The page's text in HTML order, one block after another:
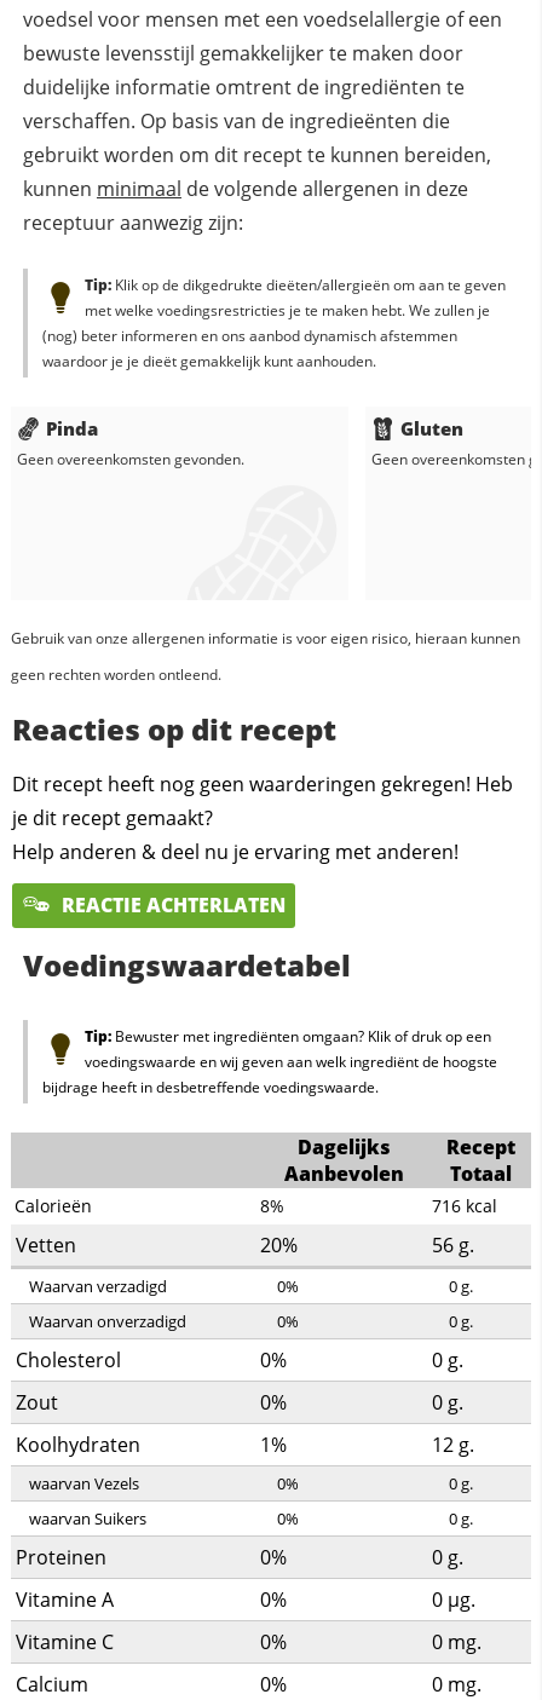
voedsel voor mensen met een voedselallergie of een
bewuste levensstijl gemakkelijker te maken door
duidelijke informatie omtrent de ingrediënten te
verschaffen. Op basis van de ingredieënten die
gebruikt worden om dit recept te kunnen bereiden,
kunnen minimaal de volgende allergenen in deze
receptuur aanwezig zijn:
Tip:Klik op de dikgedrukte dieëten/allergieën om aan te geven
met welke voedingsrestricties je te maken hebt. We zullen je
(nog) beter informeren en ons aanbod dynamisch afstemmen
waardoor je je dieët gemakkelijk kunt aanhouden.
Pinda
Geen overeenkomsten gevonden.
Gluten
Geen overeenkomsten
Gebruik van onze allergenen informatie is voor eigen risico, hieraan kunnen
geen rechten worden ontleend.
Reacties op dit recept
Dit recept heeft nog geen waarderingen gekregen! Heb
je dit recept gemaakt?
Help anderen & deel nu je ervaring met anderen!
REACTIE ACHTERLATEN
Voedingswaardetabel
Tip:Bewuster met ingrediënten omgaan? Klik of druk op een
voedingswaarde en wij geven aan welk ingrediënt de hoogste
bijdrage heeft in desbetreffende voedingswaarde.
Dagelijks
Aanbevolen
Recept
Totaal
Calorieën 8% 716 kcal
Vetten 20% 56 g.
Waarvan verzadigd 0% 0g.
Waarvan onverzadigd
0% 0g.
Cholesterol 0% 0 g.
Zout
0% 0 g.
Koolhydraten
1% 12 g.
waarvan Vezels 0% 0g.
waarvan Suikers
0% 0g.
Proteinen 0% 0 g.
Vitamine A
0% 0 µg.
Vitamine C
0% 0 mg.
Calcium
0% 0 mg.